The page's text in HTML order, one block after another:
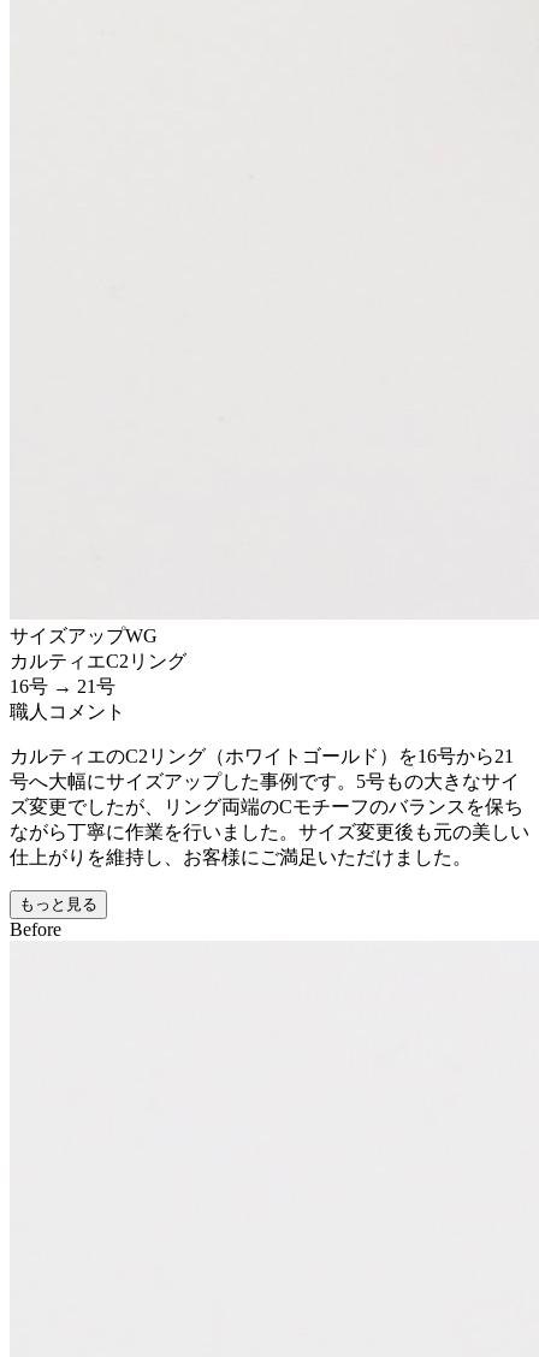
サイズアップWG
カルティエC2リング
16号 → 21号
職人コメント
カルティエのC2リング（ホワイトゴールド）を16号から21
号へ大幅にサイズアップした事例です。5号もの大きなサイ
ズ変更でしたが、リング両端のCモチーフのバランスを保ち
ながら丁寧に作業を行いました。サイズ変更後も元の美しい
仕上がりを維持し、お客様にご満足いただけました。
もっと見る
Before